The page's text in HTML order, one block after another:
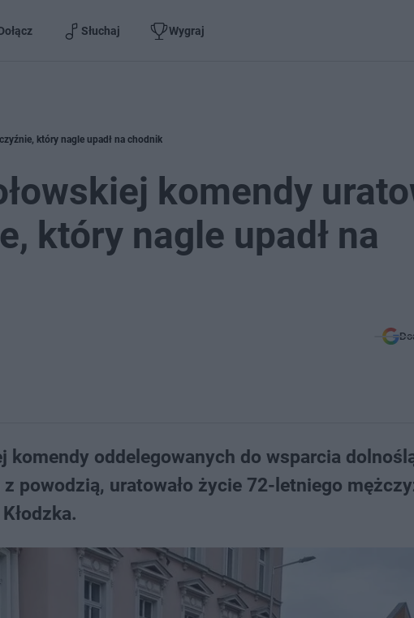
Słuchaj Wygraj
który nagle upadł na chodnik
komendy
który nagle upadł na
komendy oddelegowanych do wsparcia
powodzią, uratowało życie 72-letniego